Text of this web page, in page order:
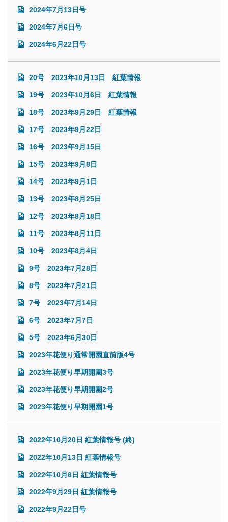
2024年7月13日号
2024年7月6日号
2024年6月22日号
20号 2023年10月13日 紅葉情報
19号 2023年10月6日 紅葉情報
18号 2023年9月29日 紅葉情報
17号 2023年9月22日
16号 2023年9月15日
15号 2023年9月8日
14号 2023年9月1日
13号 2023年8月25日
12号 2023年8月18日
11号 2023年8月11日
10号 2023年8月4日
9号 2023年7月28日
8号 2023年7月21日
7号 2023年7月14日
6号 2023年7月7日
5号 2023年6月30日
2023年花便り通常開園直前版4号
2023年花便り早期開園3号
2023年花便り早期開園2号
2023年花便り早期開園1号
2022年10月20日 紅葉情報号 (終)
2022年10月13日 紅葉情報号
2022年10月6日 紅葉情報号
2022年9月29日 紅葉情報号
2022年9月22日号